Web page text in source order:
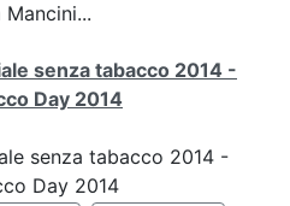
senza tabacco 2014 -
Day 2014
senza tabacco 2014 -
Day 2014